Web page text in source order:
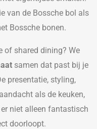
van de Bossche bol als
Bossche bonen.
of shared dining? We
samen dat past bij je
presentatie, styling,
als de keuken,
niet alleen fantastisch
doorloopt.